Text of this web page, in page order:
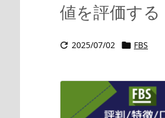
値を評価する
 2025/07/02  FBS